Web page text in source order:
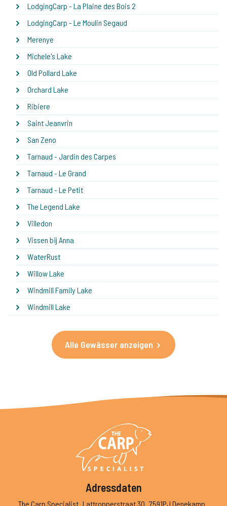
LodgingCarp - La Plaine des Bois 2
LodgingCarp - Le Moulin Segaud
Merenye
Michele's Lake
Old Pollard Lake
Orchard Lake
Ribiere
Saint Jeanvrin
San Zeno
Tarnaud - Jardin des Carpes
Tarnaud - Le Grand
Tarnaud - Le Petit
The Legend Lake
Villedon
Vissen bij Anna
WaterRust
Willow Lake
Windmill Family Lake
Windmill Lake
Alle Gewässer anzeigen
Adressdaten
The Carp Specialist Lattropperstraat 30 7591PJ Denekamp